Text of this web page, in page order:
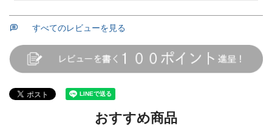
すべてのレビューを見る
おすすめ商品